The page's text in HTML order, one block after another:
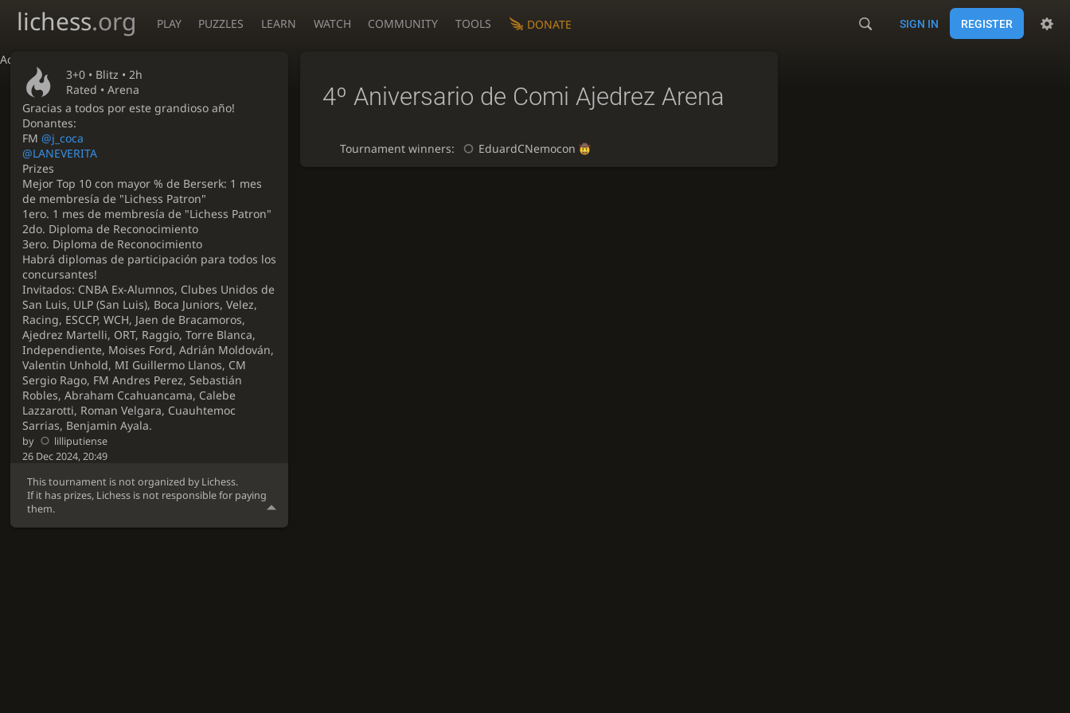
Accessibility - Enable blind mode
lichess.org PLAY PUZZLES LEARN WATCH COMMUNITY TOOLS DONATE SIGN IN REGISTER
3+0 • Blitz • 2h
Rated • Arena
Gracias a todos por este grandioso año!
Donantes:
FM@j_coca
@LANEVERITA
Prizes
Mejor Top 10 con mayor % de Berserk: 1 mes
de membresía de "Lichess Patron"
1ero. 1 mes de membresía de "Lichess Patron"
2do. Diploma de Reconocimiento
3ero. Diploma de Reconocimiento
Habrá diplomas de participación para todos los
concursantes!
Invitados: CNBA Ex-Alumnos, Clubes Unidos de
San Luis, ULP (San Luis), Boca Juniors, Velez,
Racing, ESCCP, WCH, Jaen de Bracamoros,
Ajedrez Martelli, ORT, Raggio, Torre Blanca,
Independiente, Moises Ford, Adrián Moldován,
Valentin Unhold, MI Guillermo Llanos, CM
Sergio Rago, FM Andres Perez, Sebastián
Robles, Abraham Ccahuancama, Calebe
Lazzarotti, Roman Velgara, Cuauhtemoc
Sarrias, Benjamin Ayala.
by
lilliputiense
26 Dec 2024, 20:49
This tournament is not organized by Lichess.
If it has prizes, Lichess is not responsible for paying
them.
4º Aniversario de Comi Ajedrez Arena
Tournament winners: EduardCNemocon